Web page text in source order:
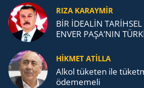
RIZA KARAYMIR
BİR İDEALİN
ENVER PAŞA’NIN
TEŞKİLATI’NA UZANAN
HİKMET ATİLLA
Alkol tü­ke­ten ile
öde­me­me­li